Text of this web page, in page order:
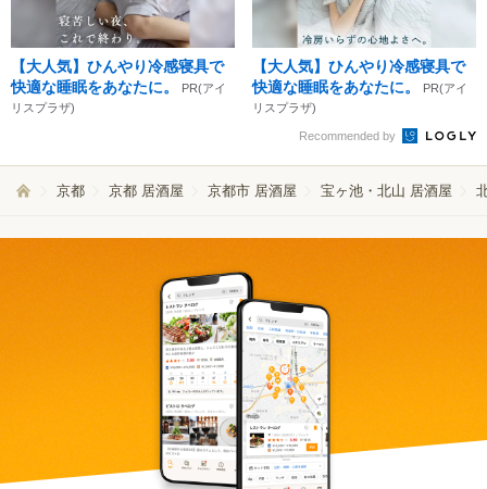
【大人気】ひんやり冷感寝具で
快適な睡眠をあなたに。
PR(アイ
リスプラザ)
【大人気】ひんやり冷感寝具で
快適な睡眠をあなたに。
PR(アイ
リスプラザ)
Recommended by
京都 京都 居酒屋 京都市 居酒屋 宝ヶ池・北山 居酒屋